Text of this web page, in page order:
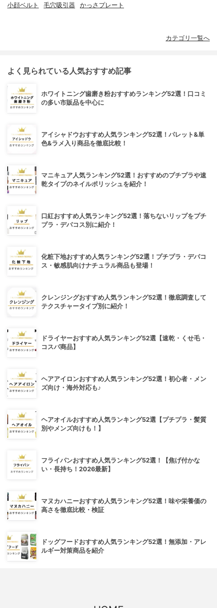
小顔ベルト 毛穴吸引器 かっさプレート
カテゴリ一覧へ
よく見られている人気おすすめ記事
ホワイトニング歯磨き粉おすすめランキング52選！口コミ
の多い市販品を中心に
アイシャドウおすすめ人気ランキング52選！パレット&単
色&ラメ入り商品を徹底比較！
マニキュア人気ランキング52選！おすすめのプチプラや速
乾タイプのネイルポリッシュを紹介！
口紅おすすめ人気ランキング52選！落ちないリップをプチ
プラ・デパコス別に紹介！
化粧下地おすすめ人気ランキング52選！プチプラ・デパコ
ス・敏感肌向けナチュラル商品も登場！
クレンジングおすすめ人気ランキング52選！徹底調査して
テクスチャータイプ別に紹介！
ドライヤーおすすめ人気ランキング52選【速乾・くせ毛・
コスパ商品】
ヘアアイロンおすすめ人気ランキング52選！初心者・メン
ズ向け・海外対応も♪
ヘアオイルおすすめ人気ランキング52選【プチプラ・髪質
別やメンズ向けも！】
フライパンおすすめ人気ランキング52選！【焦げ付かな
い・長持ち！2026最新】
マヌカハニーおすすめ人気ランキング52選！味や栄養価の
高さを徹底比較・検証
ドッグフードおすすめ人気ランキング52選！無添加・アレ
ルギー対策商品を紹介